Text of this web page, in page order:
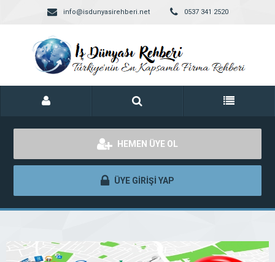
info@isdunyasirehberi.net 0537 341 2520
HEMEN ÜYE OL
ÜYE GİRİŞİ YAP